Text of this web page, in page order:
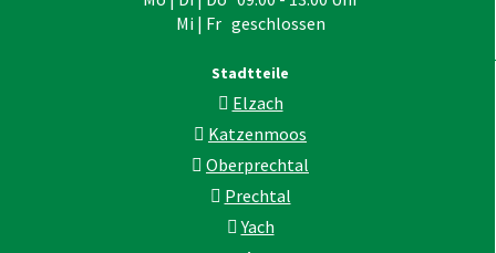
Mi | Fr geschlossen
Stadtteile
Elzach
Katzenmoos
Oberprechtal
Prechtal
Yach